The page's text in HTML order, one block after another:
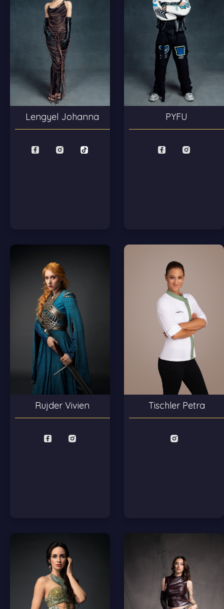
Lengyel Johanna PYFU
Rujder Vivien Tischler Petra